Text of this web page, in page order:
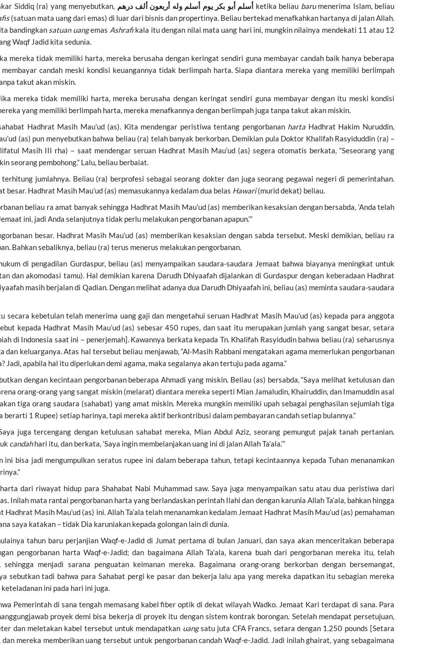
Siddiq (ra) yang menyebutkan, أسلم أبو بكر يوم أسلم وله أربعون ألف درهم ketika beliau baru menerima Islam, beliau
(satuan mata uang dari emas) di luar dari bisnis dan propertinya. Beliau bertekad menafkahkan hartanya di jalan Allah.
bandingkan satuan uangemas Ashrafikala itu dengan nilai mata uang hari ini, mungkin nilainya mendekati 11 atau 12
Waqf Jadid kita sedunia.
mereka tidak memiliki harta, mereka berusaha dengan keringat sendiri guna membayar candah baik hanya beberapa
candah meski kondisi keuangannya tidak berlimpah harta. Siapa diantara mereka yang memiliki berlimpah
takut akan miskin.
mereka tidak memiliki harta, mereka berusaha dengan keringat sendiri guna membayar dengan itu meski kondisi
yang memiliki berlimpah harta, mereka menafkannya dengan berlimpah juga tanpa takut akan miskin.
Hadhrat Masih Mau’ud (as). Kita mendengar peristiwa tentang pengorbanan harta Hadhrat Hakim Nuruddin,
(as) pun menyebutkan bahwa beliau (ra) telah banyak berkorban. Demikian pula Doktor Khalifah Rasyiduddin (ra) –
Masih III rha) – saat mendengar seruan Hadhrat Masih Mau’ud (as) segera otomatis berkata, “Seseorang yang
seorang pembohong.” Lalu, beliau berbaiat.
jumlahnya. Beliau (ra) berprofesi sebagai seorang dokter dan juga seorang pegawai negeri di pemerintahan.
besar. Hadhrat Masih Mau’ud (as) memasukannya kedalam dua belas Hawari(murid dekat) beliau.
beliau ra amat banyak sehingga Hadhrat Masih Mau’ud (as) memberikan kesaksian dengan bersabda, ‘Anda telah
ini, jadi Anda selanjutnya tidak perlu melakukan pengorbanan apapun.’”
besar. Hadhrat Masih Mau’ud (as) memberikan kesaksian dengan sabda tersebut. Meski demikian, beliau ra
Bahkan sebaliknya, beliau (ra) terus menerus melakukan pengorbanan.
di pengadilan Gurdaspur, beliau (as) menyampaikan saudara-saudara Jemaat bahwa biayanya meningkat untuk
dan akomodasi tamu). Hal demikian karena Darudh Dhiyaafah dijalankan di Gurdaspur dengan keberadaan Hadhrat
masih berjalan di Qadian. Dengan melihat adanya dua Darudh Dhiyaafah ini, beliau (as) meminta saudara-saudara
secara kebetulan telah menerima uang gaji dan mengetahui seruan Hadhrat Masih Mau’ud (as) kepada para anggota
kepada Hadhrat Masih Mau’ud (as) sebesar 450 rupes, dan saat itu merupakan jumlah yang sangat besar, setara
di Indonesia saat ini – penerjemah]. Kawannya berkata kepada Tn. Khalifah Rasyidudin bahwa beliau (ra) seharusnya
keluarganya. Atas hal tersebut beliau menjawab, “Al-Masih Rabbani mengatakan agama memerlukan pengorbanan
Jadi, apabila hal itu diperlukan demi agama, maka segalanya akan tertuju pada agama.”
dengan kecintaan pengorbanan beberapa Ahmadi yang miskin. Beliau (as) bersabda, “Saya melihat ketulusan dan
orang-orang yang sangat miskin (melarat) diantara mereka seperti Mian Jamaludin, Khairuddin, dan Imamuddin asal
tiga orang saudara (sahabat) yang amat miskin. Mereka mungkin memiliki upah sebagai penghasilan sejumlah tiga
berarti 1 Rupee) setiap harinya, tapi mereka aktif berkontribusi dalam pembayaran candah setiap bulannya.”
juga tercengang dengan ketulusan sahabat mereka, Mian Abdul Aziz, seorang pemungut pajak tanah pertanian.
candahhari itu, dan berkata, ‘Saya ingin membelanjakan uang ini di jalan Allah Ta’ala.’”
ini bisa jadi mengumpulkan seratus rupee ini dalam beberapa tahun, tetapi kecintaannya kepada Tuhan menanamkan
dari riwayat hidup para Shahabat Nabi Muhammad saw. Saya juga menyampaikan satu atau dua peristiwa dari
Inilah mata rantai pengorbanan harta yang berlandaskan perintah Ilahi dan dengan karunia Allah Ta’ala, bahkan hingga
Masih Mau’ud (as) ini. Allah Ta’ala telah menanamkan kedalam Jemaat Hadhrat Masih Mau’ud (as) pemahaman
saya katakan – tidak Dia karuniakan kepada golongan lain di dunia.
tahun baru perjanjian Waqf-e-Jadid di Jumat pertama di bulan Januari, dan saya akan menceritakan beberapa
pengorbanan harta Waqf-e-Jadid; dan bagaimana Allah Ta’ala, karena buah dari pengorbanan mereka itu, telah
menjadi sarana penguatan keimanan mereka. Bagaimana orang-orang berkorban dengan bersemangat,
sebutkan tadi bahwa para Sahabat pergi ke pasar dan bekerja lalu apa yang mereka dapatkan itu sebagian mereka
ini pada hari ini juga.
Pemerintah di sana tengah memasang kabel fiber optik di dekat wilayah Wadko. Jemaat Kari terdapat di sana. Para
proyek demi bisa bekerja di proyek itu dengan sistem kontrak borongan. Setelah mendapat persetujuan,
dan meletakan kabel tersebut untuk mendapatkan uangsatu juta CFA Francs, setara dengan 1.250 pounds [Setara
mereka memberikan uang tersebut untuk pengorbanan candah Waqf-e-Jadid. Jadi inilah ghairat, yang sebagaimana